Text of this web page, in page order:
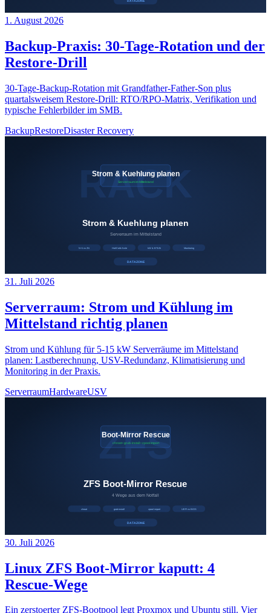
1. August 2026
Backup-Praxis: 30-Tage-Rotation und der
Restore-Drill
30-Tage-Backup-Rotation mit Grandfather-Father-Son plus
quartalsweisem Restore-Drill: RTO/RPO-Matrix, Verifikation und
typische Fehlerbilder im SMB.
BackupRestoreDisaster Recovery
31. Juli 2026
Serverraum: Strom und Kühlung im
Mittelstand richtig planen
Strom und Kühlung für 5-15 kW Serverräume im Mittelstand
planen: Lastberechnung, USV-Redundanz, Klimatisierung und
Monitoring in der Praxis.
ServerraumHardwareUSV
30. Juli 2026
Linux ZFS Boot-Mirror kaputt: 4
Rescue-Wege
Ein zerstoerter ZFS-Bootpool legt Proxmox und Ubuntu still. Vier